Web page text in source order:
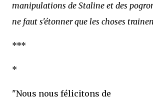
manipulations de Staline et des
ne faut s'étonner que les choses
***
*
"Nous nous félicitons de